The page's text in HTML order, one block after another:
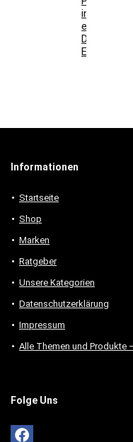
in
einzigartige
Deko-
Elemente
Informationen
Startseite
Shop
Marken
Ratgeber
Unsere Kategorien
Datenschutzerklärung
Impressum
Alle Themen und Produkte
Folge Uns